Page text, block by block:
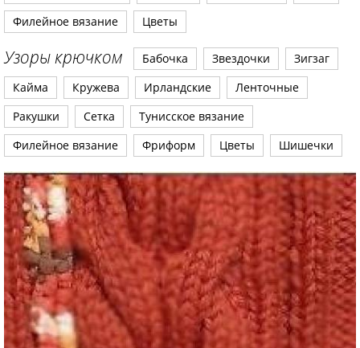
Филейное вязание
Цветы
Узоры крючком Бабочка Звездочки
Зигзаг
Кайма
Кружева Ирландские
Ленточные
Ракушки
Сетка
Тунисское вязание
Филейное вязание
Фриформ Цветы Шишечки